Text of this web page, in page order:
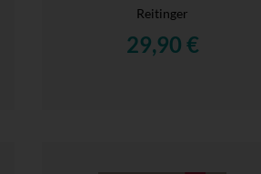
Reitinger
29,90 €